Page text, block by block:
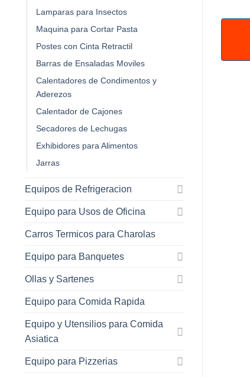
Lamparas para Insectos
Maquina para Cortar Pasta
Postes con Cinta Retractil
Barras de Ensaladas Moviles
Calentadores de Condimentos y
Aderezos
Calentador de Cajones
Secadores de Lechugas
Exhibidores para Alimentos
Jarras
Equipos de Refrigeracion
Equipo para Usos de Oficina
Carros Termicos para Charolas
Equipo para Banquetes
Ollas y Sartenes
Equipo para Comida Rapida
Equipo y Utensilios para Comida
Asiatica
Equipo para Pizzerias